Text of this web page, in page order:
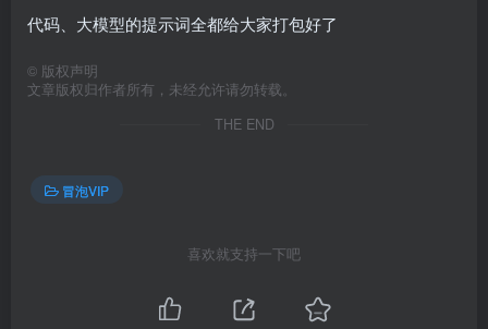
代码、大模型的提示词全都给大家打包好了
© 版权声明
文章版权归作者所有，未经允许请勿转载。
THE END
冒泡VIP
喜欢就支持一下吧